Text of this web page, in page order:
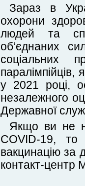
Зараз в
охорони
людей та
об’єднаних
соціальних
паралімпійців,
у 2021 році,
незалежного
Державної
Якщо ви не
COVID-19, то
вакцинацію за
контакт-центр